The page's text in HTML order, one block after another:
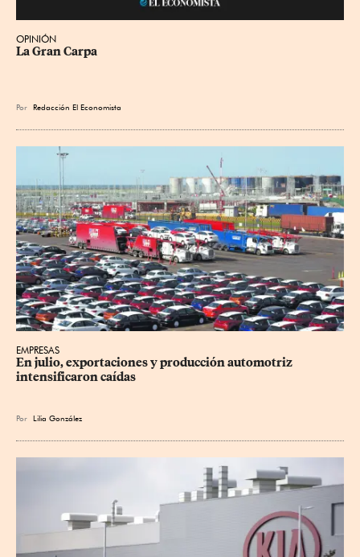
OPINIÓN
La Gran Carpa
Por Redacción El Economista
EMPRESAS
En julio, exportaciones y producción automotriz
intensificaron caídas
Por Lilia González